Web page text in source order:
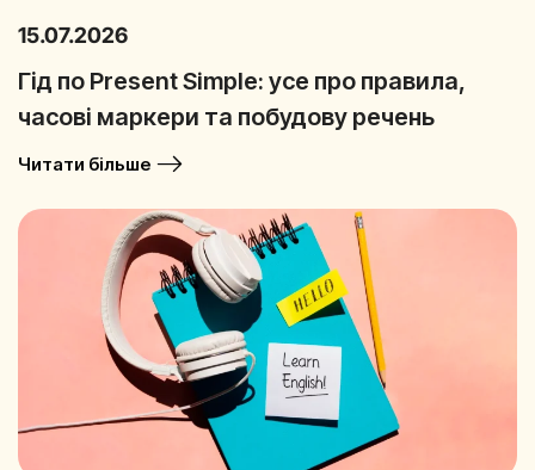
15.07.2026
Гід по Present Simple: усе про правила,
часові маркери та побудову речень
Читати більше